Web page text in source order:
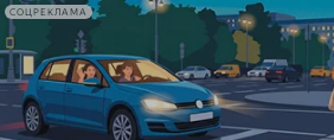
СОЦРЕКЛАМА